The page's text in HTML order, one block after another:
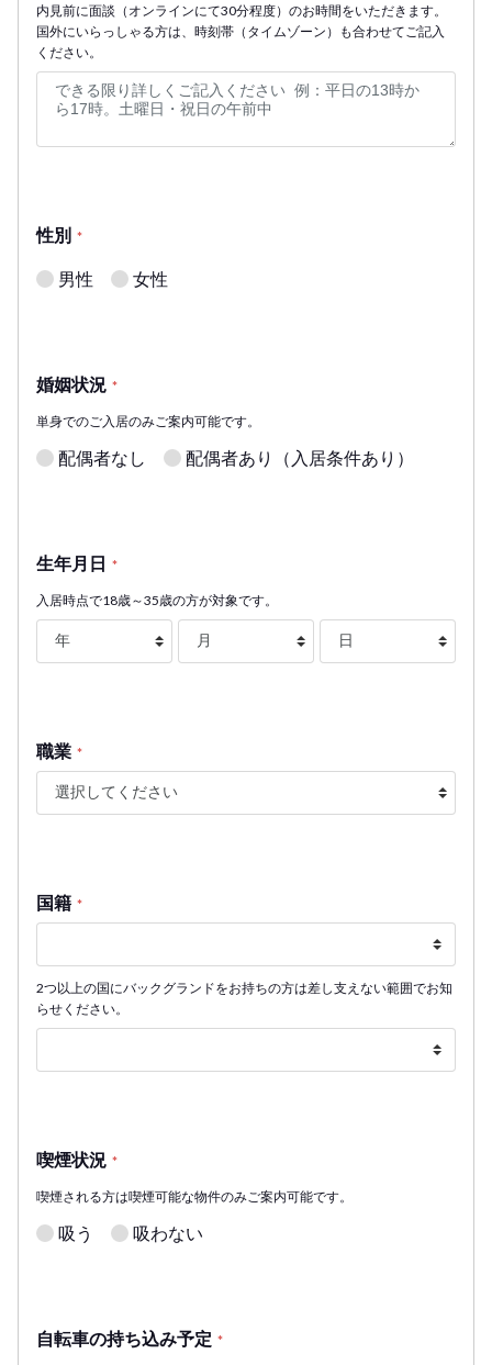
内見前に面談（オンラインにて30分程度）のお時間をいただきます。
国外にいらっしゃる方は、時刻帯（タイムゾーン）も合わせてご記入
ください。
性別 *
男性 女性
婚姻状況 *
単身でのご入居のみご案内可能です。
配偶者なし 配偶者あり（入居条件あり）
生年月日 *
入居時点で18歳～35歳の方が対象です。
職業 *
国籍 *
2つ以上の国にバックグランドをお持ちの方は差し支えない範囲でお知
らせください。
喫煙状況 *
喫煙される方は喫煙可能な物件のみご案内可能です。
吸う 吸わない
自転車の持ち込み予定 *